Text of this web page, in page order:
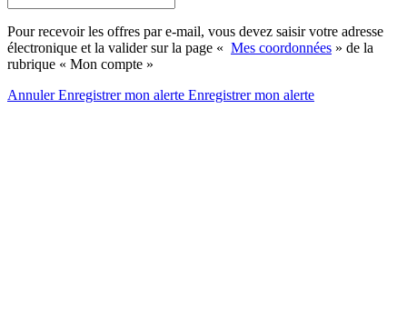
Pour recevoir les offres par e-mail, vous devez saisir votre adresse
électronique et la valider sur la page « Mes coordonnées » de la
rubrique « Mon compte »
AnnulerEnregistrer mon alerte Enregistrermon alerte